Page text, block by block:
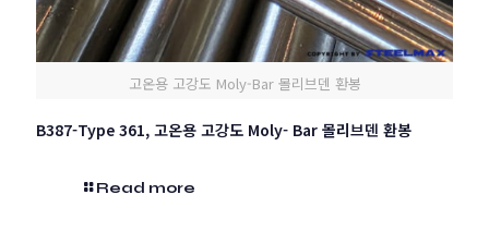
고온용 고강도 Moly-Bar 몰리브덴 환봉
B387-Type 361, 고온용 고강도 Moly- Bar 몰리브덴 환봉
Read more